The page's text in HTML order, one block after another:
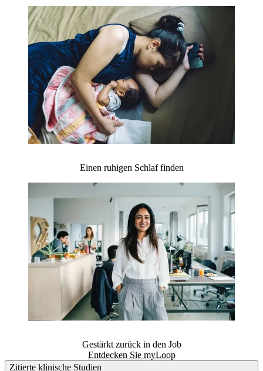
Einen ruhigen Schlaf finden
Gestärkt zurück in den Job
Entdecken Sie myLoop
Zitierte klinische Studien